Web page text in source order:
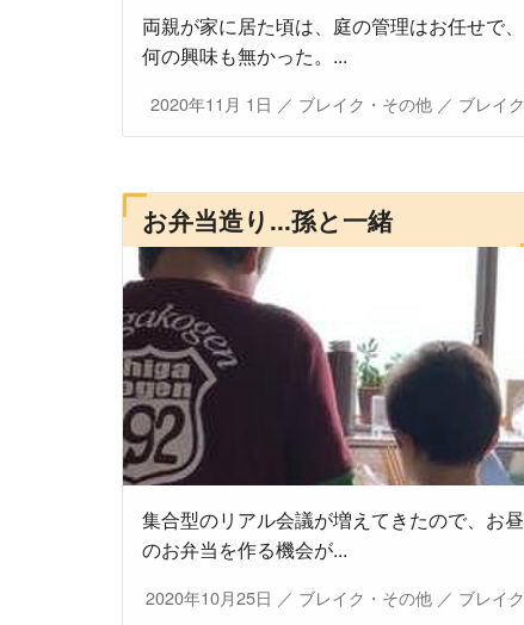
両親が家に居た頃は、庭の管理はお任せで、
何の興味も無かった。...
2020年11月 1日 ／ ブレイク・その他 ／ ブレイク
お弁当造り...孫と一緒
集合型のリアル会議が増えてきたので、お昼
のお弁当を作る機会が...
2020年10月25日 ／ ブレイク・その他 ／ ブレイク